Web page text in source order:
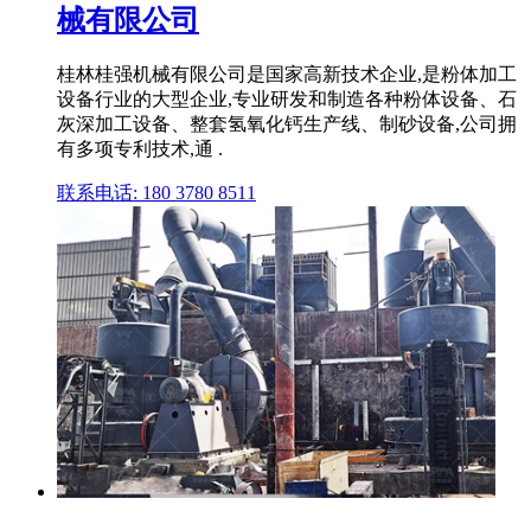
械有限公司
桂林桂强机械有限公司是国家高新技术企业,是粉体加工
设备行业的大型企业,专业研发和制造各种粉体设备、石
灰深加工设备、整套氢氧化钙生产线、制砂设备,公司拥
有多项专利技术,通 .
联系电话: 180 3780 8511